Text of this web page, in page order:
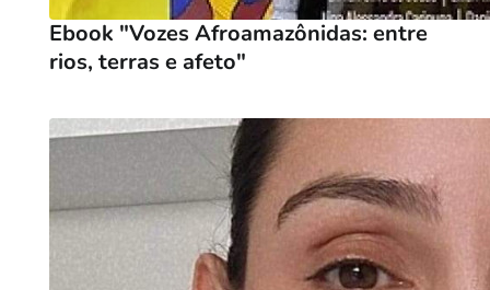
Ebook "Vozes Afroamazônidas: entre
rios, terras e afeto"